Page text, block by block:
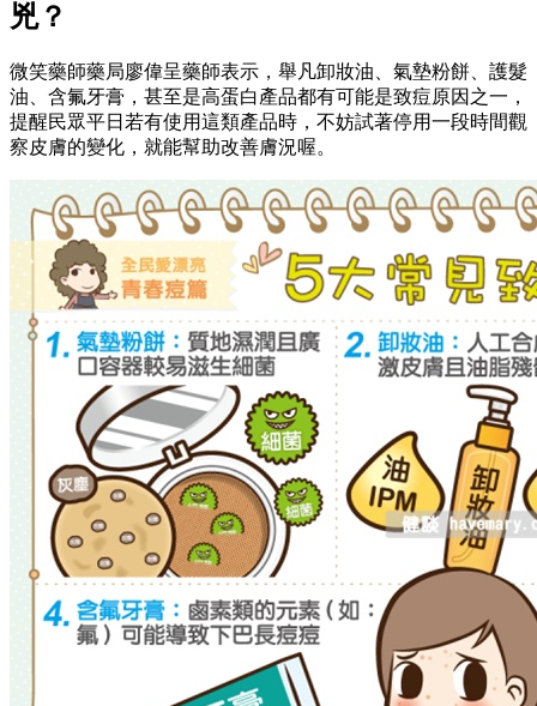
兇？
微笑藥師藥局廖偉呈藥師表示，舉凡卸妝油、氣墊粉餅、護髮
油、含氟牙膏，甚至是高蛋白產品都有可能是致痘原因之一，
提醒民眾平日若有使用這類產品時，不妨試著停用一段時間觀
察皮膚的變化，就能幫助改善膚況喔。